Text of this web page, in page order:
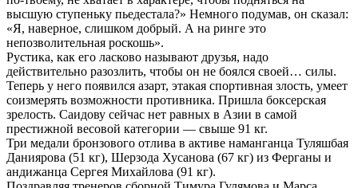
высшую ступеньку пьедестала?» Немного подумав, он сказал:
«Я, наверное, слишком добрый. А на ринге это
непозволительная роскошь».
Рустика, как его ласково называют друзья, надо
действительно разозлить, чтобы он не боялся своей… силы.
Теперь у него появился азарт, этакая спортивная злость, умеет
соизмерять возможности противника. Пришла боксерская
зрелость. Саидову сейчас нет равных в Азии в самой
престижной весовой категории — свыше 91 кг.
Три медали бронзового отлива в активе наманганца Туляшбая
Даниярова (51 кг), Шерзода Хусанова (67 кг) из Ферганы и
андижанца Сергея Михайлова (91 кг).